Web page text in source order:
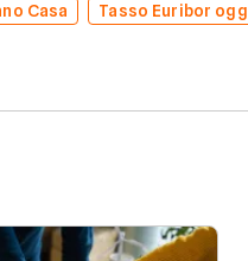
Casa Tasso Euribor